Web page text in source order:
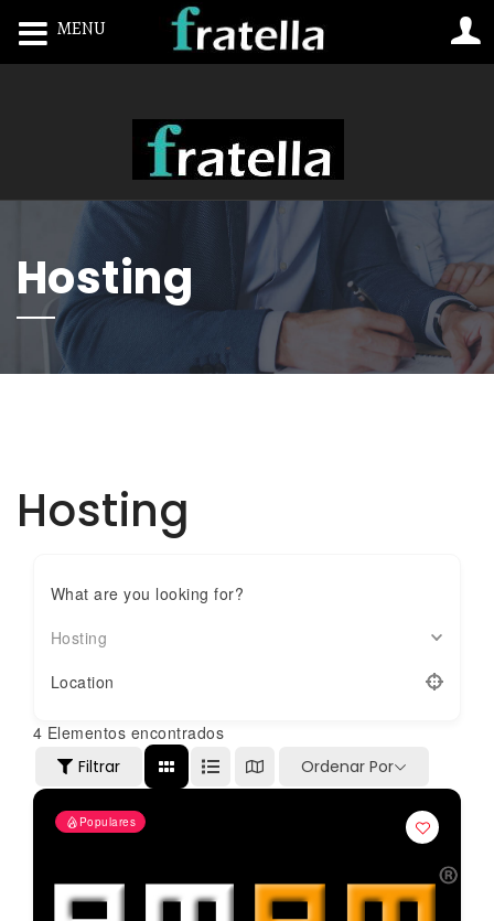
Hosting
Hosting
What are you looking for?
Hosting
Location
4 Elementos encontrados
Filtrar
Ordenar Por
Populares
MENU